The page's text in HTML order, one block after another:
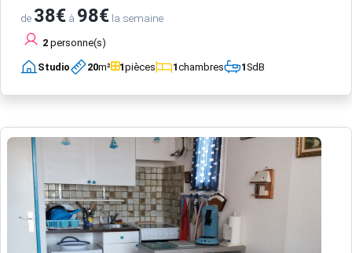
de 38€ à 98€ la semaine
2 personne(s)
Studio 20m² 1pièces 1chambres 1SdB